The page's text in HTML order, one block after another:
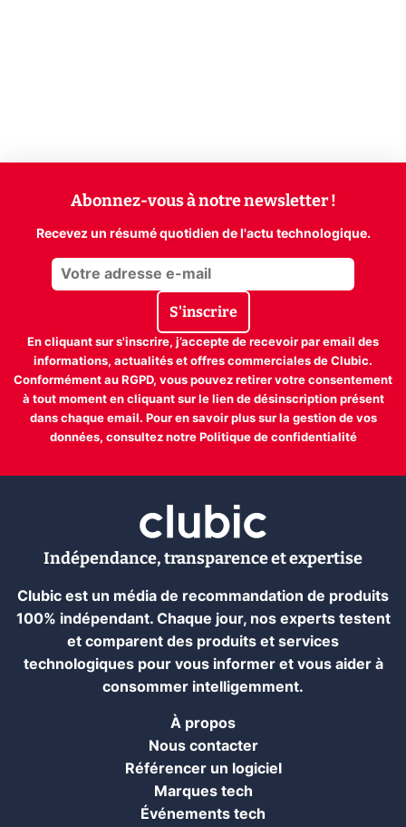
Abonnez-vous à notre newsletter !
Recevez un résumé quotidien de l'actu technologique.
S'inscrire
En cliquant sur s'inscrire, j’accepte de recevoir par email des
informations, actualités et offres commerciales de Clubic.
Conformément au RGPD, vous pouvez retirer votre consentement
à tout moment en cliquant sur le lien de désinscription présent
dans chaque email. Pour en savoir plus sur la gestion de vos
données, consultez notre Politique de confidentialité
Indépendance, transparence et expertise
Clubic est un média de recommandation de produits
100% indépendant. Chaque jour, nos experts testent
et comparent des produits et services
technologiques pour vous informer et vous aider à
consommer intelligemment.
À propos
Nous contacter
Référencer un logiciel
Marques tech
Événements tech